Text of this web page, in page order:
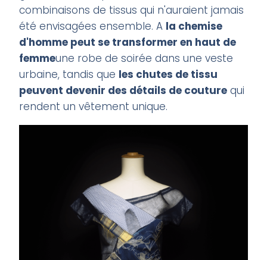
combinaisons de tissus qui n'auraient jamais
été envisagées ensemble. A la chemise
d'homme peut se transformer en haut de
femmeune robe de soirée dans une veste
urbaine, tandis que les chutes de tissu
peuvent devenir des détails de couture qui
rendent un vêtement unique.